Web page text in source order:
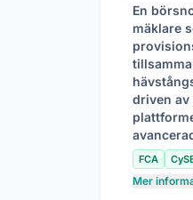
En
mäklare
driven av
FCA
Mer